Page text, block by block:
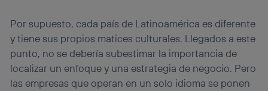
Por supuesto, cada país de Latinoamérica es diferente
y tiene sus propios matices culturales. Llegados a este
punto, no se debería subestimar la importancia de
localizar un enfoque y una estrategia de negocio. Pero
las empresas que operan en un solo idioma se ponen